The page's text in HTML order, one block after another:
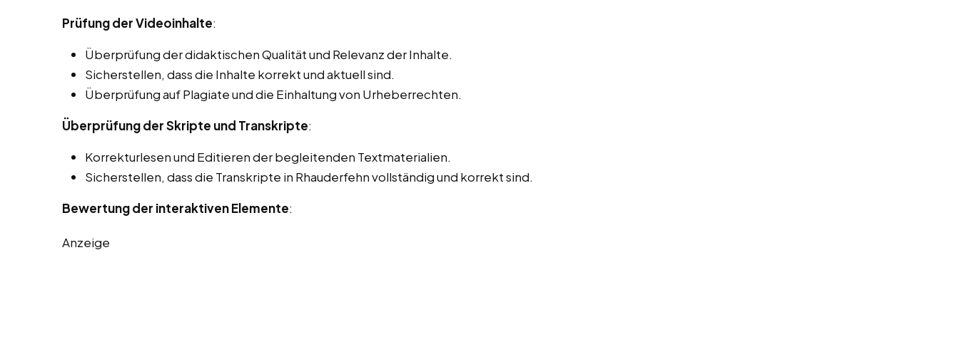
Prüfung der Videoinhalte:
Überprüfung der didaktischen Qualität und Relevanz der Inhalte.
Sicherstellen, dass die Inhalte korrekt und aktuell sind.
Überprüfung auf Plagiate und die Einhaltung von Urheberrechten.
Überprüfung der Skripte und Transkripte:
Korrekturlesen und Editieren der begleitenden Textmaterialien.
Sicherstellen, dass die Transkripte in Rhauderfehn vollständig und korrekt sind.
Bewertung der interaktiven Elemente:
Anzeige